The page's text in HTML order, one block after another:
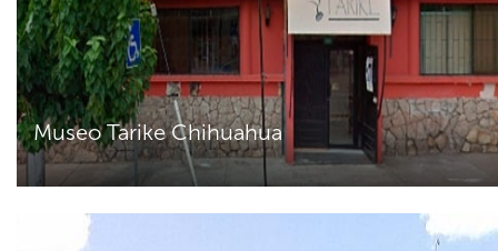
Museo Tarike Chihuahua